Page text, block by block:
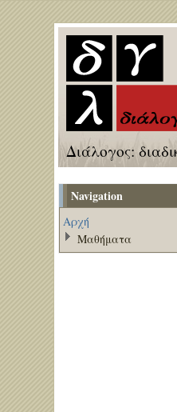
Διάλογος:
Navigation
Αρχή
Μαθήματα